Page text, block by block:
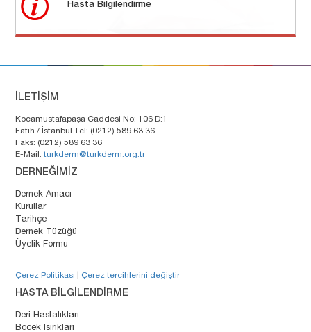
Hasta Bilgilendirme
İLETİŞİM
Kocamustafapaşa Caddesi No: 106 D:1
Fatih / İstanbul Tel: (0212) 589 63 36
Faks: (0212) 589 63 36
E-Mail:turkderm@turkderm.org.tr
DERNEĞİMİZ
Dernek Amacı
Kurullar
Tarihçe
Dernek Tüzüğü
Üyelik Formu
Çerez Politikası Çerez tercihlerini değiştir
HASTA BİLGİLENDİRME
Deri Hastalıkları
Böcek Isırıkları